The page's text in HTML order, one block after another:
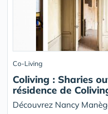
Co-Living
Coliving : Sharies
résidence de
Découvrez Nancy